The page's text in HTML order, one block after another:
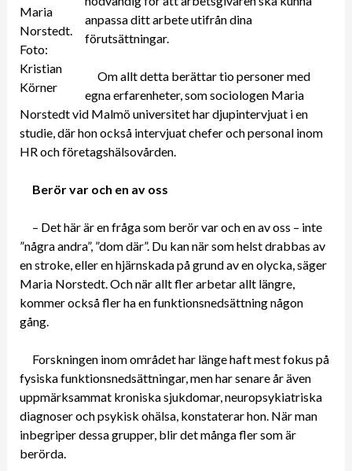
Maria
Norstedt.
Foto:
Kristian
Körner
anpassa ditt arbete utifrån dina
förutsättningar.
Om allt detta berättar tio personer med
egna erfarenheter, som sociologen Maria
Norstedt vid Malmö universitet har djupintervjuat i en
studie, där hon också intervjuat chefer och personal inom
HR och företagshälsovården.
Berör var och en av oss
– Det här är en fråga som berör var och en av oss – inte
”några andra”, ”dom där”. Du kan när som helst drabbas av
en stroke, eller en hjärnskada på grund av en olycka, säger
Maria Norstedt. Och när allt fler arbetar allt längre,
kommer också fler ha en funktionsnedsättning någon
gång.
Forskningen inom området har länge haft mest fokus på
fysiska funktionsnedsättningar, men har senare år även
uppmärksammat kroniska sjukdomar, neuropsykiatriska
diagnoser och psykisk ohälsa, konstaterar hon. När man
inbegriper dessa grupper, blir det många fler som är
berörda.